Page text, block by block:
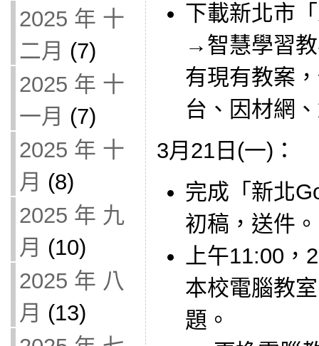
2025 年 十
二月 (7)
2025 年 十
一月 (7)
2025 年 十
月 (8)
2025 年 九
月 (10)
2025 年 八
月 (13)
下載新北市
→智慧學習
有現有教案
台、因材網
3月21日(一)：
完成「新北
初稿，送件。
上午11:00
本校電腦教
題。